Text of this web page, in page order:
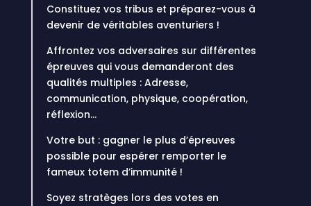
Constituez vos tribus et préparez-vous à
devenir de véritables aventuriers !
Affrontez vos adversaires sur différentes
épreuves qui vous demanderont des
qualités multiples : Adresse,
communication, physique, coopération,
réflexion…
Votre but : gagner le plus d’épreuves
possible pour espérer remporter le
fameux totem d’immunité !
Soyez stratèges lors des votes en